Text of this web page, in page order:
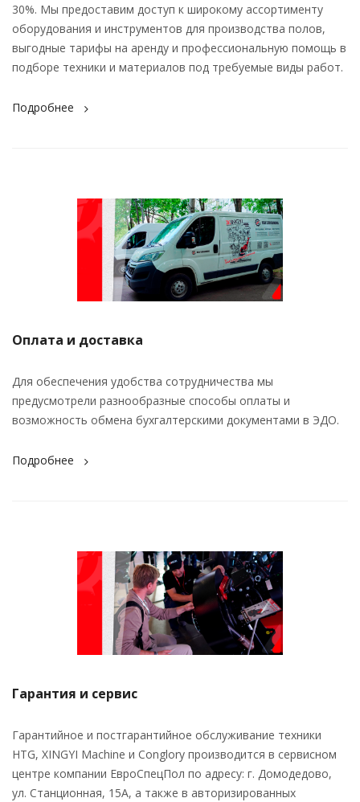
30%. Мы предоставим доступ к широкому ассортименту
оборудования и инструментов для производства полов,
выгодные тарифы на аренду и профессиональную помощь в
подборе техники и материалов под требуемые виды работ.
Подробнее
Оплата и доставка
Для обеспечения удобства сотрудничества мы
предусмотрели разнообразные способы оплаты и
возможность обмена бухгалтерскими документами в ЭДО.
Подробнее
Гарантия и сервис
Гарантийное и постгарантийное обслуживание техники
HTG, XINGYI Machine и Conglory производится в сервисном
центре компании ЕвроСпецПол по адресу: г. Домодедово,
ул. Станционная, 15А, а также в авторизированных